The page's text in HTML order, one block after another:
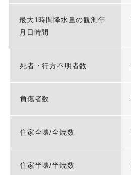
最大1時間降水量の観測年
月日時間
死者・行方不明者数
負傷者数
住家全壊/全焼数
住家半壊/半焼数